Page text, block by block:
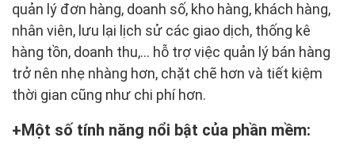
quản lý đơn hàng, doanh số, kho hàng, khách hàng,
nhân viên, lưu lại lịch sử các giao dịch, thống kê
hàng tồn, doanh thu,... hỗ trợ việc quản lý bán hàng
trở nên nhẹ nhàng hơn, chặt chẽ hơn và tiết kiệm
thời gian cũng như chi phí hơn.
Một số tính năng nổi bật của phần mềm: